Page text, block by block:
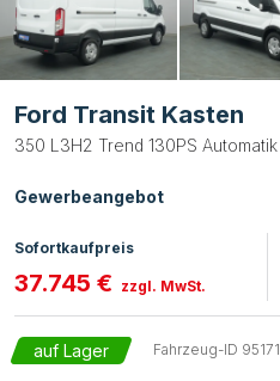
Ford Transit Kasten
350 L3H2 Trend 130PS Automatik
Gewerbeangebot
Sofortkaufpreis
37.745 € zzgl. MwSt.
auf Lager Fahrzeug-ID 95171